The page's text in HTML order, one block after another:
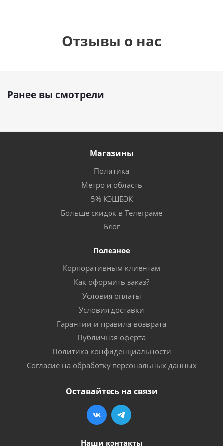
Отзывы о нас
Ранее вы смотрели
Магазины
Политика
Метро и область
5% КЭШБЭК
Больше скидок в Телеграме
Блог
Полезное
Корпоративным клиентам
Как оформить заказ?
Условия оплаты
Условия доставки
Гарантии и правила возврата
Публичная оферта
Политика конфиденциальности
Согласие на обработку персональных данных
Оставайтесь на связи
Наши контакты